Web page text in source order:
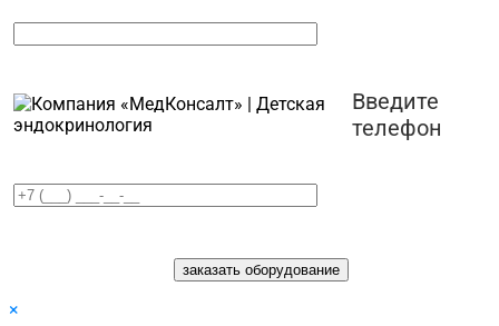
Введите
телефон
×